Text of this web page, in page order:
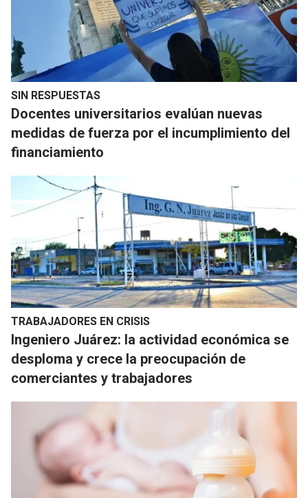
SIN RESPUESTAS
Docentes universitarios evalúan nuevas
medidas de fuerza por el incumplimiento del
financiamiento
TRABAJADORES EN CRISIS
Ingeniero Juárez: la actividad económica se
desploma y crece la preocupación de
comerciantes y trabajadores